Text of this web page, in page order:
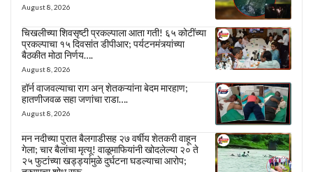
August 8, 2026
चिखलीच्या शिवसृष्टी प्रकल्पाला आता गती! ६५ कोटींच्या
प्रकल्पाचा १५ दिवसांत डीपीआर; पर्यटनमंत्र्यांच्या
बैठकीत मोठा निर्णय….
August 8, 2026
हॉर्न वाजवल्याचा राग अन् शेतकऱ्यांना बेदम मारहाण;
हातणीजवळ सहा जणांचा राडा….
August 8, 2026
मन नदीच्या पुरात बैलगाडीसह २७ वर्षीय शेतकरी वाहून
गेला; चार बैलांचा मृत्यू! वाळूमाफियांनी खोदलेल्या २० ते
२५ फुटांच्या खड्ड्यांमुळे दुर्घटना घडल्याचा आरोप;